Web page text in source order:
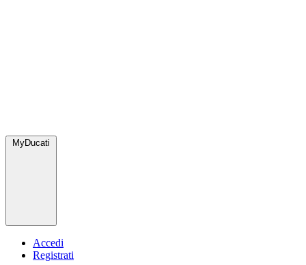
MyDucati
Accedi
Registrati